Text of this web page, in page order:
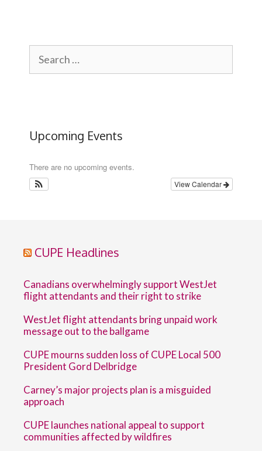
for:
Upcoming Events
There are no upcoming events.
View Calendar
CUPE Headlines
Canadians overwhelmingly support WestJet
flight attendants and their right to strike
WestJet flight attendants bring unpaid work
message out to the ballgame
CUPE mourns sudden loss of CUPE Local 500
President Gord Delbridge
Carney’s major projects plan is a misguided
approach
CUPE launches national appeal to support
communities affected by wildfires